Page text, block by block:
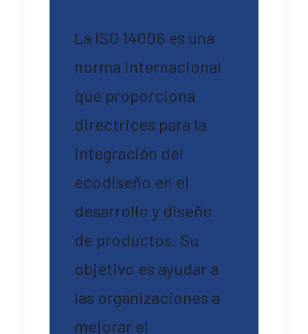
La ISO 14006 es una
norma internacional
que proporciona
directrices para la
integración del
ecodiseño en el
desarrollo y diseño
de productos. Su
objetivo es ayudar a
las organizaciones a
mejorar el